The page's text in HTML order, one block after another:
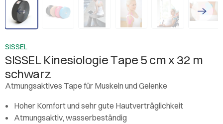
SISSEL
SISSEL Kinesiologie Tape 5 cm x 32 m
schwarz
Atmungsaktives Tape für Muskeln und Gelenke
Hoher Komfort und sehr gute Hautverträglichkeit
Atmungsaktiv, wasserbeständig